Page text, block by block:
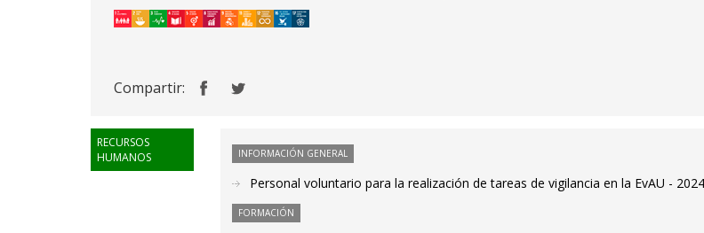
Compartir:
RECURSOS
HUMANOS
INFORMACIÓN GENERAL
Personal voluntario para la realización de tareas de vigilancia en la EvAU - 2024
FORMACIÓN